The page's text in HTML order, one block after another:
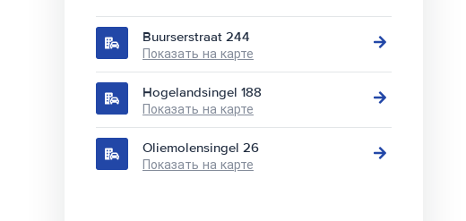
Buurserstraat 244
Показать на карте
Hogelandsingel 188
Показать на карте
Oliemolensingel 26
Показать на карте